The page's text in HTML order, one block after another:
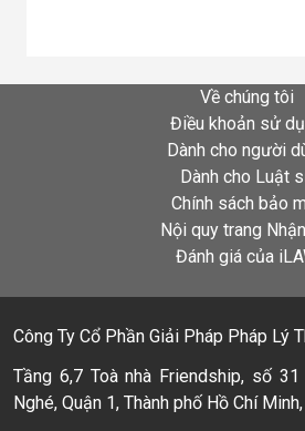
Về chúng tôi
Điều khoản sử
Dành cho người
Dành cho Luật
Chính sách bảo
Nội quy trang
Đánh giá của
Công Ty Cổ Phần Giải Pháp Pháp Lý
Tầng 6,7 Toà nhà Friendship, số
Nghé, Quận 1, Thành phố Hồ Chí